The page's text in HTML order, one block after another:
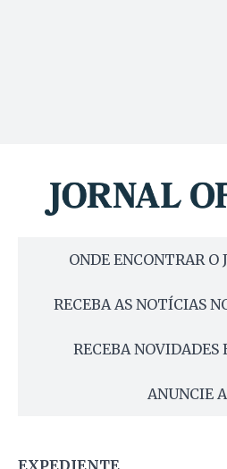
ONDE ENCONTRAR O
RECEBA AS NOTÍCIAS
RECEBA NOVIDADES
ANUNCIE
EXPEDIENTE